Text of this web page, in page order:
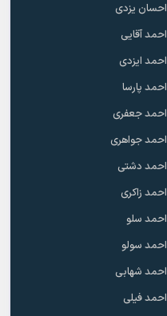
احسان یزدی
احمد آقایی
احمد ایزدی
احمد پارسا
احمد جعفری
احمد جواهری
احمد دشتی
احمد زاکری
احمد سلو
احمد سولو
احمد شهابی
احمد فیلی